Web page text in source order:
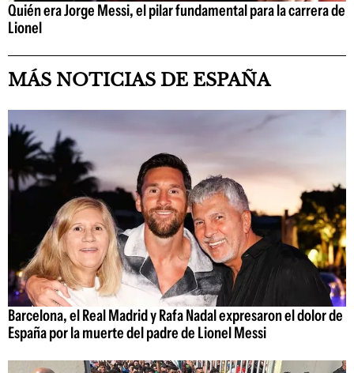
Quién era Jorge Messi, el pilar fundamental para la carrera de
Lionel
MÁS NOTICIAS DE ESPAÑA
Barcelona, el Real Madrid y Rafa Nadal expresaron el dolor de
España por la muerte del padre de Lionel Messi